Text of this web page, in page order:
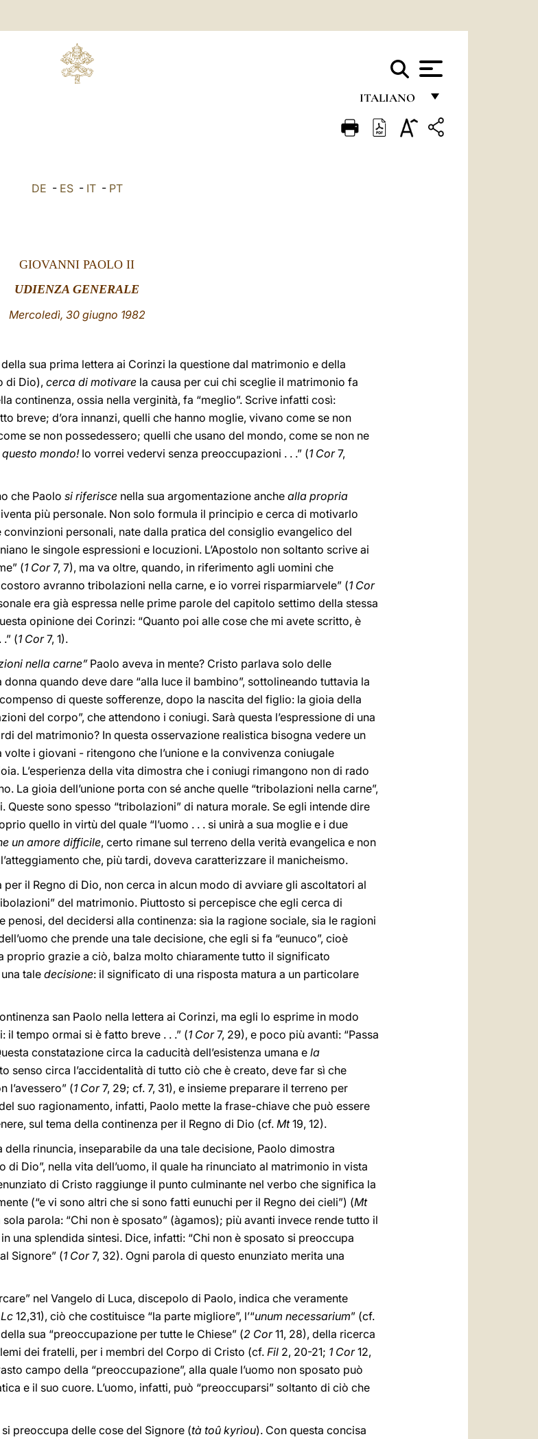
ITALIANO
FRANÇAIS
DE - ES- IT- PT
GIOVANNI PAOLO II
UDIENZA GENERALE
Mercoledì, 30 giugno 1982
sua prima lettera ai Corinzi la questione dal matrimonio e della
di Dio), cerca di motivare la causa per cui chi sceglie il matrimonio fa
continenza, ossia nella verginità, fa “meglio”. Scrive infatti così:
breve; d’ora innanzi, quelli che hanno moglie, vivano come se non
se non possedessero; quelli che usano del mondo, come se non ne
mondo!Io vorrei vedervi senza preoccupazioni . . .” (1 Cor7,
che Paolo si riferisce nella sua argomentazione anche alla propria
più personale. Non solo formula il principio e cerca di motivarlo
personali, nate dalla pratica del consiglio evangelico del
le singole espressioni e locuzioni. L’Apostolo non soltanto scrive ai
(1 Cor7, 7), ma va oltre, quando, in riferimento agli uomini che
avranno tribolazioni nella carne, e io vorrei risparmiarvele” (1 Cor
era già espressa nelle prime parole del capitolo settimo della stessa
opinione dei Corinzi: “Quanto poi alle cose che mi avete scritto, è
(1 Cor7, 1).
nella carne”Paolo aveva in mente? Cristo parlava solo delle
quando deve dare “alla luce il bambino”, sottolineando tuttavia la
di queste sofferenze, dopo la nascita del figlio: la gioia della
del corpo”, che attendono i coniugi. Sarà questa l’espressione di una
del matrimonio? In questa osservazione realistica bisogna vedere un
i giovani - ritengono che l’unione e la convivenza coniugale
L’esperienza della vita dimostra che i coniugi rimangono non di rado
La gioia dell’unione porta con sé anche quelle “tribolazioni nella carne”,
Queste sono spesso “tribolazioni” di natura morale. Se egli intende dire
quello in virtù del quale “l’uomo . . . si unirà a sua moglie e i due
un amore difficile, certo rimane sul terreno della verità evangelica e non
che, più tardi, doveva caratterizzare il manicheismo.
il Regno di Dio, non cerca in alcun modo di avviare gli ascoltatori al
del matrimonio. Piuttosto si percepisce che egli cerca di
penosi, del decidersi alla continenza: sia la ragione sociale, sia le ragioni
che prende una tale decisione, che egli si fa “eunuco”, cioè
proprio grazie a ciò, balza molto chiaramente tutto il significato
tale decisione: il significato di una risposta matura a un particolare
san Paolo nella lettera ai Corinzi, ma egli lo esprime in modo
tempo ormai si è fatto breve . . .” (1 Cor7, 29), e poco più avanti: “Passa
constatazione circa la caducità dell’esistenza umana e la
senso circa l’accidentalità di tutto ciò che è creato, deve far sì che
l’avessero” (1 Cor7, 29; cf. 7, 31), e insieme preparare il terreno per
suo ragionamento, infatti, Paolo mette la frase-chiave che può essere
sul tema della continenza per il Regno di Dio (cf.Mt19, 12).
rinuncia, inseparabile da una tale decisione, Paolo dimostra
Dio”, nella vita dell’uomo, il quale ha rinunciato al matrimonio in vista
di Cristo raggiunge il punto culminante nel verbo che significa la
(“e vi sono altri che si sono fatti eunuchi per il Regno dei cieli”) (Mt
parola: “Chi non è sposato” (àgamos); più avanti invece rende tutto il
una splendida sintesi. Dice, infatti: “Chi non è sposato si preoccupa
Signore” (1 Cor7, 32). Ogni parola di questo enunziato merita una
nel Vangelo di Luca, discepolo di Paolo, indica che veramente
Lc 12,31), ciò che costituisce “la parte migliore”, l’“unum necessarium” (cf.
sua “preoccupazione per tutte le Chiese” (2 Cor11, 28), della ricerca
dei fratelli, per i membri del Corpo di Cristo (cf.Fil 2, 20-21; 1 Cor12,
campo della “preoccupazione”, alla quale l’uomo non sposato può
e il suo cuore. L’uomo, infatti, può “preoccuparsi” soltanto di ciò che
preoccupa delle cose del Signore (tà toû kyrìou). Con questa concisa